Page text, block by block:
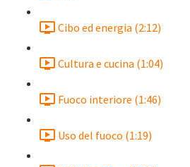
Cibo ed energia (2:12)
Cultura e cucina (1:04)
Fuoco interiore (1:46)
Uso del fuoco (1:19)